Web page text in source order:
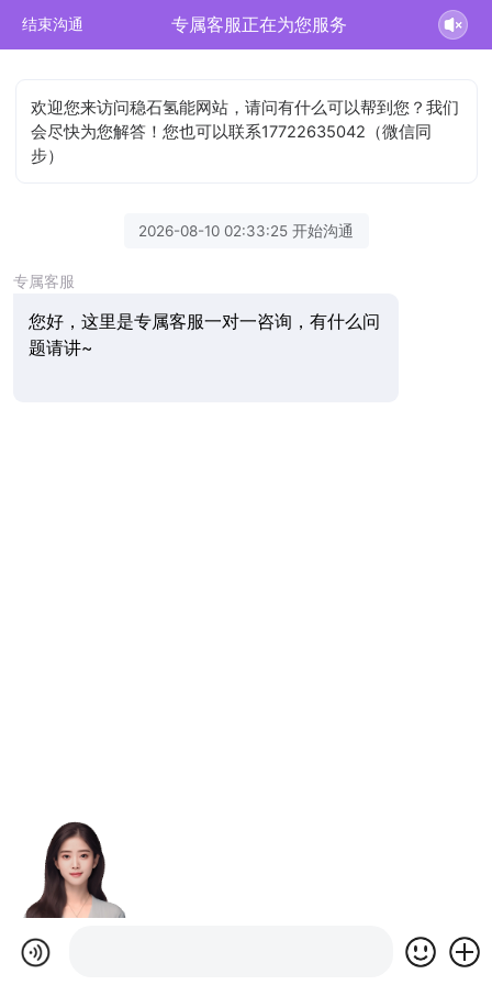
结束沟通 专属客服正在为您服务
欢迎您来访问稳石氢能网站，请问有什么可以帮到您？我们
会尽快为您解答！您也可以联系17722635042（微信同
步）
2026-08-10 02:33:25 开始沟通
专属客服
您好，这里是专属客服一对一咨询，有什么问
题请讲~